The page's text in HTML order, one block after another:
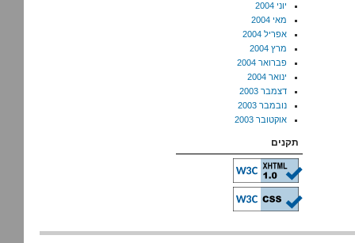
יוני 2004
מאי 2004
אפריל 2004
מרץ 2004
פברואר 2004
ינואר 2004
דצמבר 2003
נובמבר 2003
אוקטובר 2003
תקנים